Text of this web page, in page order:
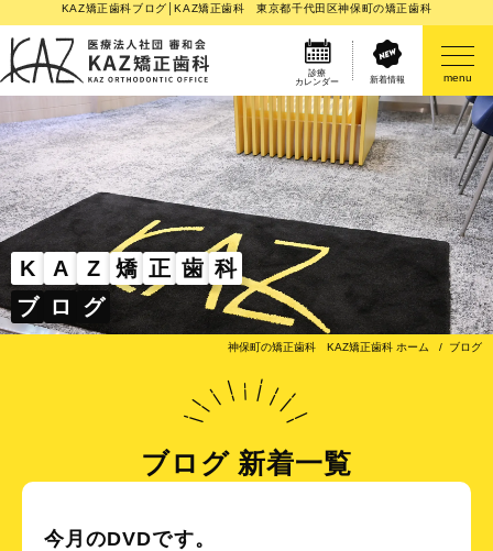
KAZ矯正歯科ブログ│KAZ矯正歯科 東京都千代田区神保町の矯正歯科
診療
カレンダー
新着情報 menu
K A Z 矯 正 歯 科
ブ ロ グ
神保町の矯正歯科 KAZ矯正歯科 ホーム ブログ
ブログ 新着一覧
今月のDVDです。
医院案内
矯正歯科治療のご案内
矯正装置のご紹介
その他